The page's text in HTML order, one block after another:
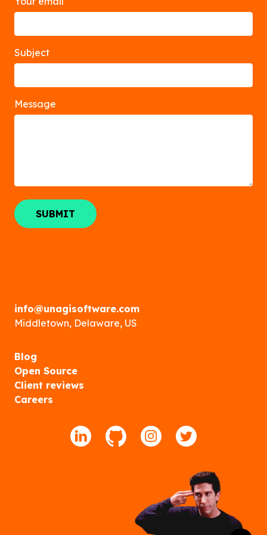
Subject
Message
info@unagisoftware.com
Middletown, Delaware, US
Blog
Open Source
Client reviews
Careers